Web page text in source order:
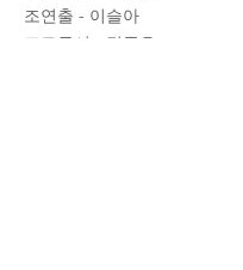
조연출 - 이슬아
프로듀서 - 김종우